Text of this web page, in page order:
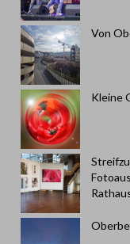
Von
Kleine